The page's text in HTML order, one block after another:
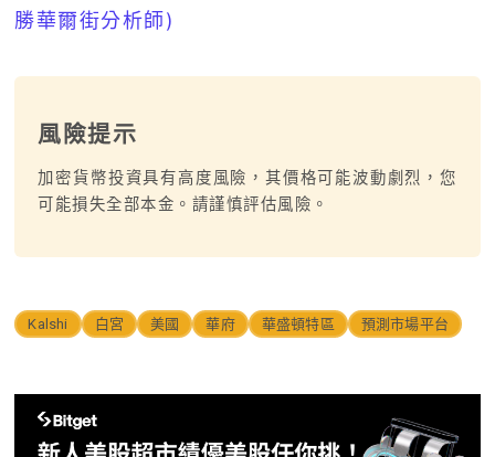
勝華爾街分析師)
風險提示
加密貨幣投資具有高度風險，其價格可能波動劇烈，您
可能損失全部本金。請謹慎評估風險。
Kalshi 白宮 美國 華府 華盛頓特區 預測市場平台